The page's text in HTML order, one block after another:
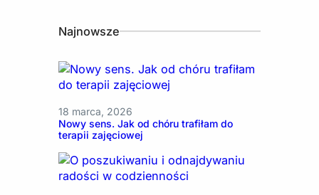
Najnowsze
18 marca, 2026
Nowy sens. Jak od chóru trafiłam do
terapii zajęciowej